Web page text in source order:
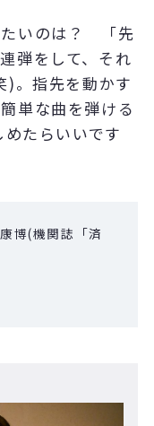
いのは？ 「先
弾をして、それ
)。指先を動かす
単な曲を弾ける
たらいいです
博(機関誌「済